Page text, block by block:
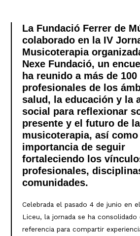
La Fundació Ferrer de
colaborado en la IV
Musicoterapia
Nexe Fundació, un
ha reunido a más de 100
profesionales de los
salud, la educación y la
social para reflexionar
presente y el futuro de la
musicoterapia, así
importancia de seguir
fortaleciendo los
profesionales,
comunidades.
Celebrada el pasado 4 de junio en
Liceu, la jornada se ha
referencia para compartir